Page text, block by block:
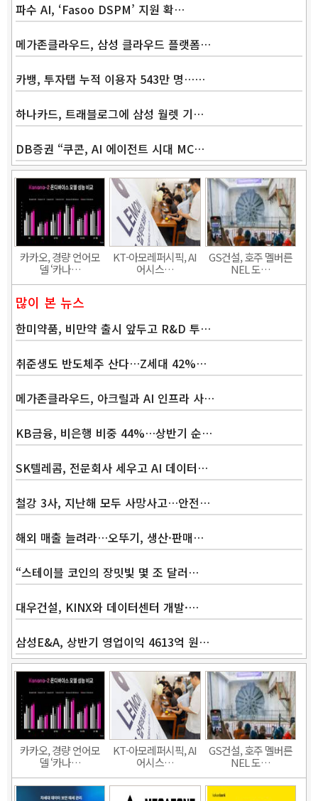
파수 AI, ‘Fasoo DSPM’ 지원 확…
메가존클라우드, 삼성 클라우드 플랫폼…
카뱅, 투자탭 누적 이용자 543만 명……
하나카드, 트래블로그에 삼성 월렛 기…
DB증권 “쿠콘, AI 에이전트 시대 MC…
카카오, 경량 언어모
델 ‘카나…
KT-아모레퍼시픽, AI
어시스…
GS건설, 호주 멜버른
NEL 도…
많이 본 뉴스
한미약품, 비만약 출시 앞두고 R&D 투…
취준생도 반도체주 산다…Z세대 42%…
메가존클라우드, 아크릴과 AI 인프라 사…
KB금융, 비은행 비중 44%…상반기 순…
SK텔레콤, 전문회사 세우고 AI 데이터…
철강 3사, 지난해 모두 사망사고…안전…
해외 매출 늘려라…오뚜기, 생산·판매…
“스테이블 코인의 장밋빛 몇 조 달러…
대우건설, KINX와 데이터센터 개발·…
삼성E&A, 상반기 영업이익 4613억 원…
카카오, 경량 언어모
델 ‘카나…
KT-아모레퍼시픽, AI
어시스…
GS건설, 호주 멜버른
NEL 도…